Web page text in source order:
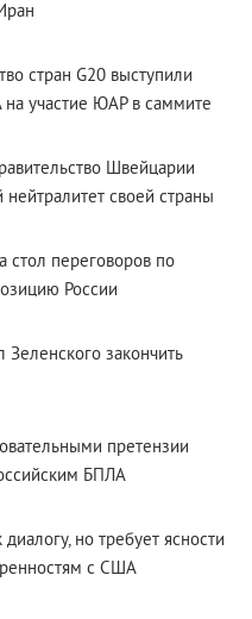
стран G20 выступили
участие ЮАР в саммите
Швейцарии
своей страны
стол переговоров по
России
Зеленского закончить
претензии
БПЛА
но требует ясности
с США